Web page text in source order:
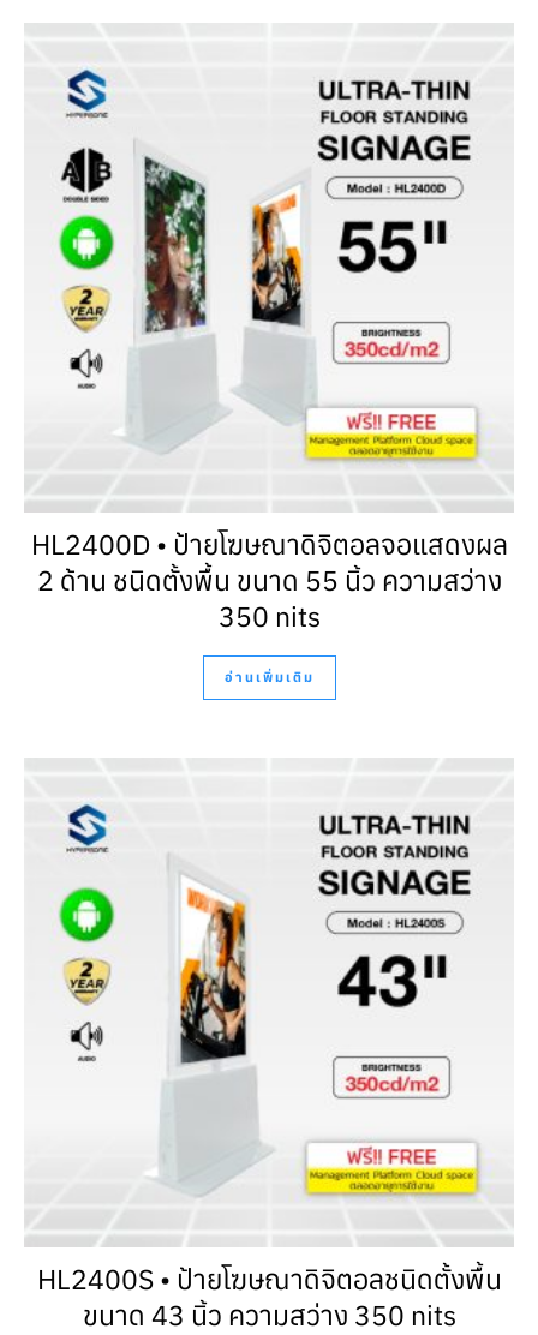
HL2400D • ป้ายโฆษณาดิจิตอลจอแสดงผล
2 ด้าน ชนิดตั้งพื้น ขนาด 55 นิ้ว ความสว่าง
350 nits
อ่านเพิ่มเติม
HL2400S • ป้ายโฆษณาดิจิตอลชนิดตั้งพื้น
ขนาด 43 นิ้ว ความสว่าง 350 nits